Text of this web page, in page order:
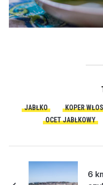
JABŁKO KOPER
OCET JABŁKOWY
6